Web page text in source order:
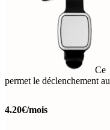
Ce
permet le déclenchement
4.20€/mois